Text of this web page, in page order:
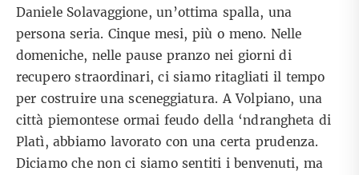
Daniele Solavaggione, un’ottima spalla, una
persona seria. Cinque mesi, più o meno. Nelle
domeniche, nelle pause pranzo nei giorni di
recupero straordinari, ci siamo ritagliati il tempo
per costruire una sceneggiatura. A Volpiano, una
città piemontese ormai feudo della ‘ndrangheta di
Platì, abbiamo lavorato con una certa prudenza.
Diciamo che non ci siamo sentiti i benvenuti, ma